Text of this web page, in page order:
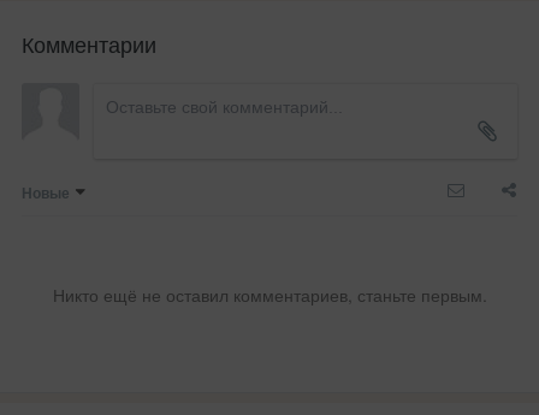
Комментарии
Новые
Никто ещё не оставил комментариев, станьте первым.